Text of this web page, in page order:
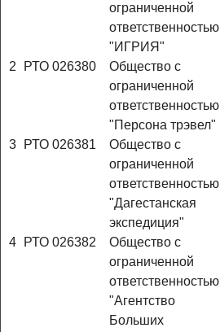
ограниченной
ответственностью
"ИГРИЯ"
2 РТО 026380
Общество с
ограниченной
ответственностью
"Персона трэвел"
3 РТО 026381
Общество с
ограниченной
ответственностью
"Дагестанская
экспедиция"
4 РТО 026382
Общество с
ограниченной
ответственностью
"Агентство
Больших